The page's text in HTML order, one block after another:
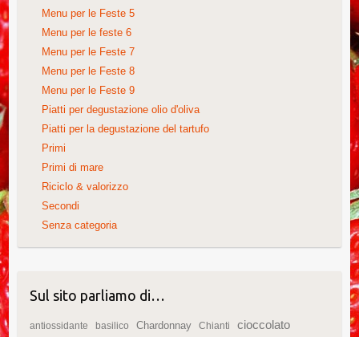
Menu per le Feste 5
Menu per le feste 6
Menu per le Feste 7
Menu per le Feste 8
Menu per le Feste 9
Piatti per degustazione olio d'oliva
Piatti per la degustazione del tartufo
Primi
Primi di mare
Riciclo & valorizzo
Secondi
Senza categoria
Sul sito parliamo di…
antiossidante basilico Chardonnay Chianti cioccolato